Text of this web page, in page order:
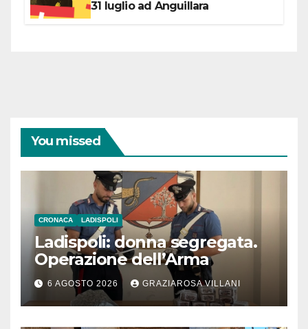
31 luglio ad Anguillara
You missed
CRONACA LADISPOLI
Ladispoli: donna segregata.
Operazione dell’Arma
6 AGOSTO 2026 GRAZIAROSA VILLANI